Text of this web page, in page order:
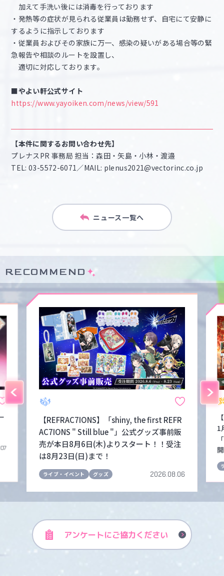
加えて手洗い後には消毒を行っております
・発熱等の症状が見られる従業員は勤務せず、自宅にて安静に
するように指示しております
・従業員およびその家族に万一、感染の疑いがある場合等の緊
急報告や相談のルートを設置し、
適切に対応しております。
■やよい軒公式サイト
https://www.yayoiken.com/news/view/591
【本件に関するお問い合わせ先】
プレナスPR 事務局 担当：森田・矢島・小林・渡邉
TEL: 03-5572-6071／MAIL: plenus2021@vectorinc.co.jp
ニュース一覧へ
RECOMMEND
【REFRAC7IONS】「shiny, the first REFR
AC7IONS " Still blue "」公式グッズ事前販
売が本日8月6日(木)よりスタート！！受注
は8月23日(日)まで！
ライブ・イベント グッズ 2026.08.06
1
アンケートにご協力ください